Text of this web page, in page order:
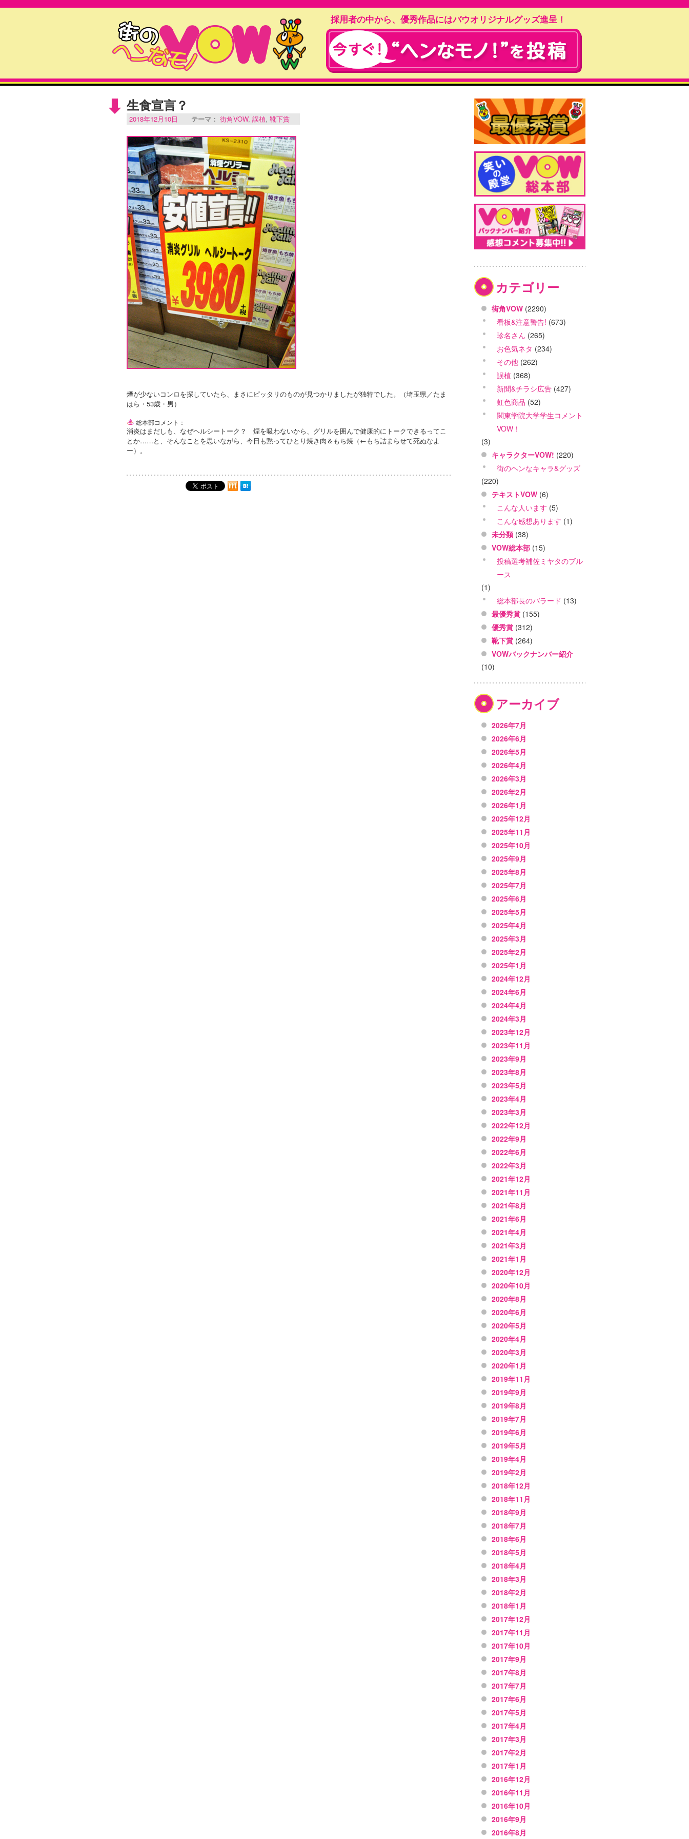
採用者の中から、優秀作品にはバウオリジナルグッズ進呈！
生食宣言？
2018年12月10日 テーマ： 街角VOW, 誤植, 靴下賞
煙が少ないコンロを探していたら、まさにピッタリのものが見つかりましたが独特でした。（埼玉県／たま
はら・53歳・男）
総本部コメント：
消炎はまだしも、なぜヘルシートーク？ 煙を吸わないから、グリルを囲んで健康的にトークできるってこ
とか……と、そんなことを思いながら、今日も黙ってひとり焼き肉＆もち焼（←もち詰まらせて死ぬなよ
ー）。
カテゴリー
街角VOW (2290)
看板&注意警告! (673)
珍名さん (265)
お色気ネタ (234)
その他 (262)
誤植 (368)
新聞&チラシ広告 (427)
虹色商品 (52)
関東学院大学学生コメント
VOW！
(3)
キャラクターVOW! (220)
街のヘンなキャラ&グッズ
(220)
テキストVOW (6)
こんな人います (5)
こんな感想あります (1)
未分類 (38)
VOW総本部 (15)
投稿選考補佐ミヤタのブル
ース
(1)
総本部長のバラード (13)
最優秀賞 (155)
優秀賞 (312)
靴下賞 (264)
VOWバックナンバー紹介
(10)
アーカイブ
2026年7月
2026年6月
2026年5月
2026年4月
2026年3月
2026年2月
2026年1月
2025年12月
2025年11月
2025年10月
2025年9月
2025年8月
2025年7月
2025年6月
2025年5月
2025年4月
2025年3月
2025年2月
2025年1月
2024年12月
2024年6月
2024年4月
2024年3月
2023年12月
2023年11月
2023年9月
2023年8月
2023年5月
2023年4月
2023年3月
2022年12月
2022年9月
2022年6月
2022年3月
2021年12月
2021年11月
2021年8月
2021年6月
2021年4月
2021年3月
2021年1月
2020年12月
2020年10月
2020年8月
2020年6月
2020年5月
2020年4月
2020年3月
2020年1月
2019年11月
2019年9月
2019年8月
2019年7月
2019年6月
2019年5月
2019年4月
2019年2月
2018年12月
2018年11月
2018年9月
2018年7月
2018年6月
2018年5月
2018年4月
2018年3月
2018年2月
2018年1月
2017年12月
2017年11月
2017年10月
2017年9月
2017年8月
2017年7月
2017年6月
2017年5月
2017年4月
2017年3月
2017年2月
2017年1月
2016年12月
2016年11月
2016年10月
2016年9月
2016年8月